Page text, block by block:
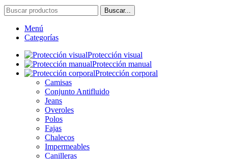
Buscar...
Menú
Categorías
Protección visual
Protección manual
Protección corporal
Camisas
Conjunto Antifluido
Jeans
Overoles
Polos
Fajas
Chalecos
Impermeables
Canilleras